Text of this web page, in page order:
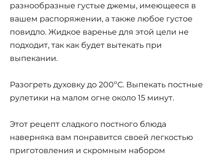
разнообразные густые джемы, имеющееся в
вашем распоряжении, а также любое густое
повидло. Жидкое варенье для этой цели не
подходит, так как будет вытекать при
выпекании.
Разогреть духовку до 200ºС. Выпекать постные
рулетики на малом огне около 15 минут.
Этот рецепт сладкого постного блюда
наверняка вам понравится своей легкостью
приготовления и скромным набором